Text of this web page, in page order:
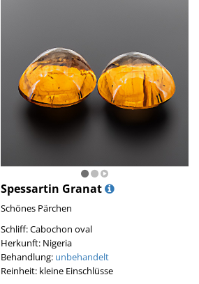
Spessartin Granat
Schönes Pärchen
Schliff: Cabochon oval
Herkunft: Nigeria
Behandlung: unbehandelt
Reinheit: kleine Einschlüsse